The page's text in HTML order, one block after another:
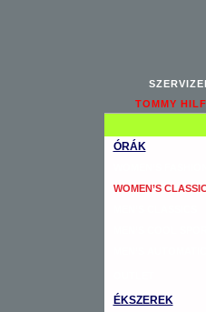
TOMMY
ÓRÁK
WOMEN’S
ÉKSZEREK